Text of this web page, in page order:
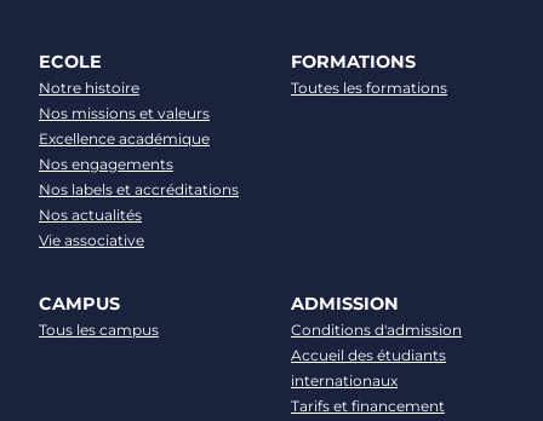
ECOLE
Notre histoire
Nos missions et valeurs
Excellence académique
Nos engagements
Nos labels et accréditations
Nos actualités
Vie associative
FORMATIONS
Toutes les formations
CAMPUS
Tous les campus
ADMISSION
Conditions d'admission
Accueil des étudiants
internationaux
Tarifs et financement